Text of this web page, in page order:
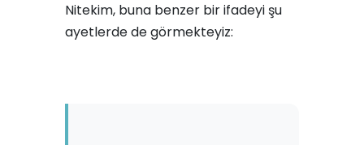
Nitekim, buna benzer bir ifadeyi şu
ayetlerde de görmekteyiz: